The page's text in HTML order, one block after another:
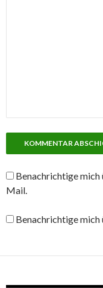
Benachrichtige mich
Mail.
Benachrichtige